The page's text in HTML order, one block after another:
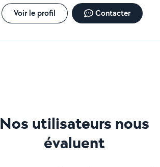
Voir le profil Contacter
Nos utilisateurs nous
évaluent